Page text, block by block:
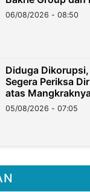
06/08/2026 - 08:50
Diduga
Segera Periksa
atas
05/08/2026 - 07:05